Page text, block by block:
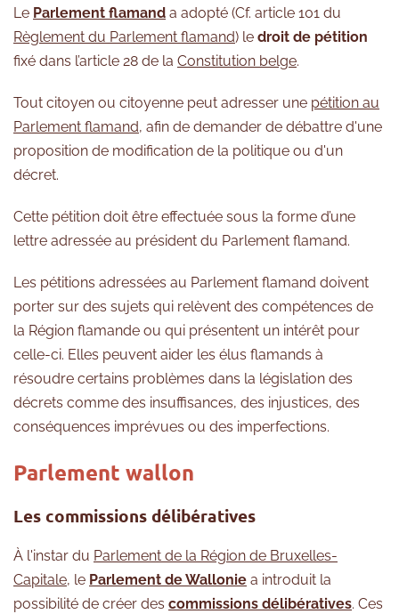
Le Parlement flamand a adopté (Cf. article 101 du
Règlement du Parlement flamand) le droit de pétition
fixé dans l’article 28 de la Constitution belge.
Tout citoyen ou citoyenne peut adresser une pétition au
Parlement flamand, afin de demander de débattre d'une
proposition de modification de la politique ou d'un
décret.
Cette pétition doit être effectuée sous la forme d’une
lettre adressée au président du Parlement flamand.
Les pétitions adressées au Parlement flamand doivent
porter sur des sujets qui relèvent des compétences de
la Région flamande ou qui présentent un intérêt pour
celle-ci. Elles peuvent aider les élus flamands à
résoudre certains problèmes dans la législation des
décrets comme des insuffisances, des injustices, des
conséquences imprévues ou des imperfections.
Parlement wallon
Les commissions délibératives
À l'instar du Parlement de la Région de Bruxelles-
Capitale, le Parlement de Wallonie a introduit la
possibilité de créer des commissions délibératives. Ces